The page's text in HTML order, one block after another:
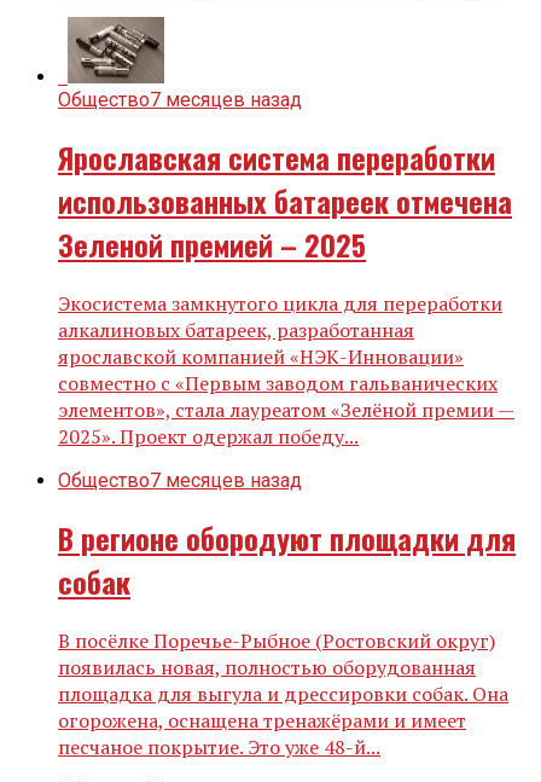
Общество7 месяцев назад
Ярославская система переработки
использованных батареек отмечена
Зеленой премией – 2025
Экосистема замкнутого цикла для переработки
алкалиновых батареек, разработанная
ярославской компанией «НЭК-Инновации»
совместно с «Первым заводом гальванических
элементов», стала лауреатом «Зелёной премии —
2025». Проект одержал победу...
Общество7 месяцев назад
В регионе обородуют площадки для
собак
В посёлке Поречье-Рыбное (Ростовский округ)
появилась новая, полностью оборудованная
площадка для выгула и дрессировки собак. Она
огорожена, оснащена тренажёрами и имеет
песчаное покрытие. Это уже 48-й...